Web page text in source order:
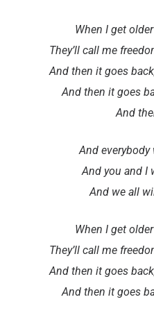
When I get
They’ll call me
And then it goes
And then it goes
And
And
And you and I
And we all
When I get
They’ll call me
And then it goes
And then it goes